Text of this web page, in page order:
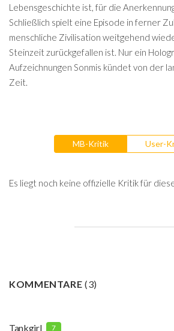
Lebensgeschichte ist, für die
Schließlich spielt eine Episode in ferner
menschliche Zivilisation weitgehend
Steinzeit zurückgefallen ist. Nur ein
Aufzeichnungen Sonmis kündet von der
Zeit.
MB-Kritik User-
Es liegt noch keine offizielle Kritik für
KOMMENTARE(3)
Tankgirl 7